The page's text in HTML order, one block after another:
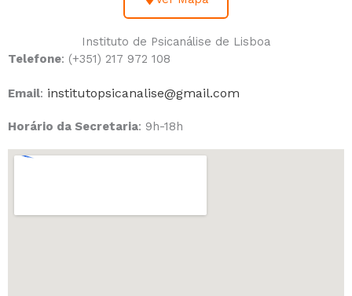
Instituto de Psicanálise de Lisboa
Telefone: (+351) 217 972 108
Email: institutopsicanalise@gmail.com
Horário da Secretaria: 9h-18h